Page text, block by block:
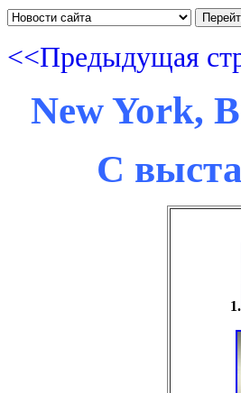
<<Предыдущая
New York,
С
1.